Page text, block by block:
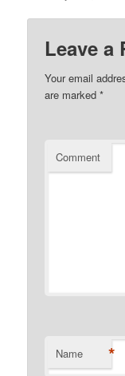
Leave a
Your email
are marked*
Comment
Name *